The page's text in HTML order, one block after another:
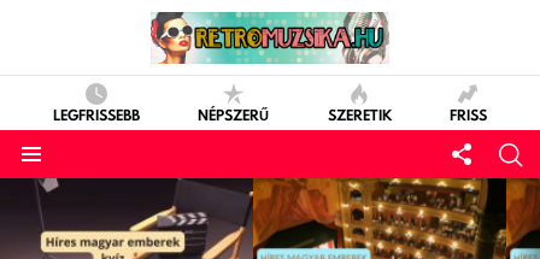
LEGFRISSEBB NÉPSZERŰ SZERETIK FRISS
LATEST
STORIES